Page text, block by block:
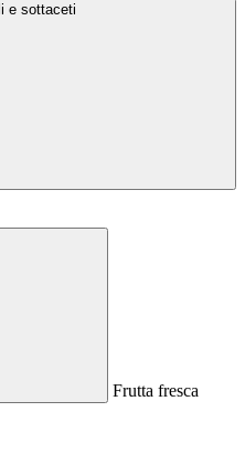
e sottaceti
Frutta fresca